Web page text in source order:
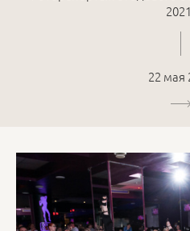
22 мая